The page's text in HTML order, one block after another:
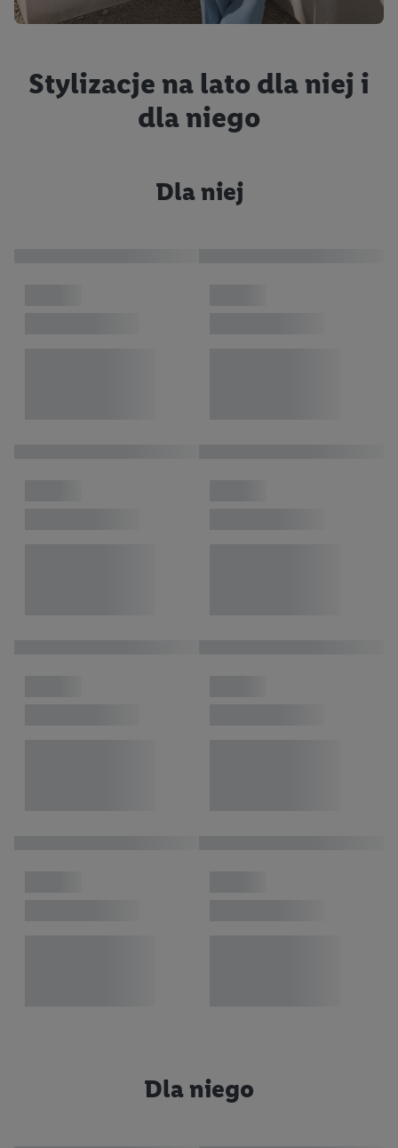
Stylizacje na lato dla niej i
dla niego
Dla niej
Dla niego